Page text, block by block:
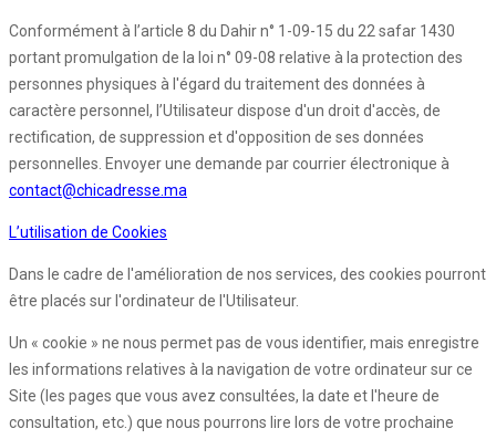
Conformément à l’article 8 du Dahir n° 1-09-15 du 22 safar 1430
portant promulgation de la loi n° 09-08 relative à la protection des
personnes physiques à l'égard du traitement des données à
caractère personnel, l’Utilisateur dispose d'un droit d'accès, de
rectification, de suppression et d'opposition de ses données
personnelles. Envoyer une demande par courrier électronique à
contact@chicadresse.ma
L’utilisation de Cookies
Dans le cadre de l'amélioration de nos services, des cookies pourront
être placés sur l'ordinateur de l'Utilisateur.
Un « cookie » ne nous permet pas de vous identifier, mais enregistre
les informations relatives à la navigation de votre ordinateur sur ce
Site (les pages que vous avez consultées, la date et l'heure de
consultation, etc.) que nous pourrons lire lors de votre prochaine